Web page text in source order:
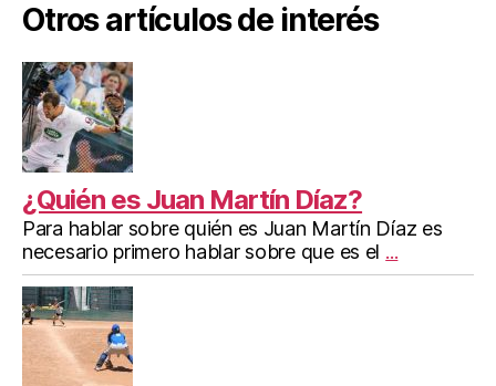
Otros artículos de interés
¿Quién es Juan Martín Díaz?
Para hablar sobre quién es Juan Martín Díaz es
necesario primero hablar sobre que es el ...